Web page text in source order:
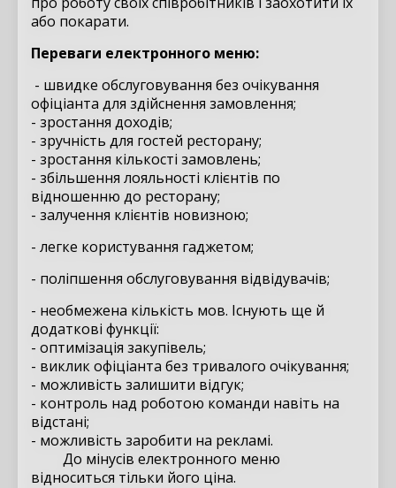
або покарати.
Переваги електронного меню:
- швидке обслуговування без очікування
офіціанта для здійснення замовлення;
- зростання доходів;
- зручність для гостей ресторану;
- зростання кількості замовлень;
- збільшення лояльності клієнтів по
відношенню до ресторану;
- залучення клієнтів новизною;
- легке користування гаджетом;
- поліпшення обслуговування відвідувачів;
- необмежена кількість мов. Існують ще й
додаткові функції:
- оптимізація закупівель;
- виклик офіціанта без тривалого очікування;
- можливість залишити відгук;
- контроль над роботою команди навіть на
відстані;
- можливість заробити на рекламі.
До мінусів електронного меню
відноситься тільки його ціна.